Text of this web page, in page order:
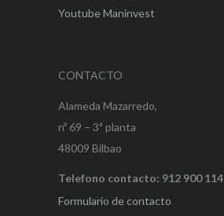
Youtube Maninvest
CONTACTO
Alameda Mazarredo,
nº 69 – 3ª planta
48009 Bilbao
Telefono contacto: 912 900 114
Formulario de contacto